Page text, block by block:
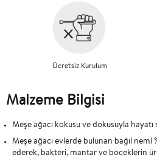
Ücretsiz Kurulum
Malzeme Bilgisi
Meşe ağacı kokusu ve dokusuyla hayatı
Meşe ağacı evlerde bulunan bağıl nemi
ederek, bakteri, mantar ve böceklerin